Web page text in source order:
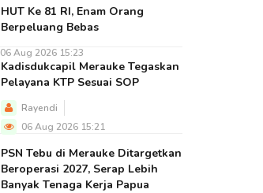
HUT Ke 81 RI, Enam Orang
Berpeluang Bebas
06 Aug 2026 15:23
Kadisdukcapil Merauke Tegaskan
Pelayana KTP Sesuai SOP
Rayendi
06 Aug 2026 15:21
PSN Tebu di Merauke Ditargetkan
Beroperasi 2027, Serap Lebih
Banyak Tenaga Kerja Papua